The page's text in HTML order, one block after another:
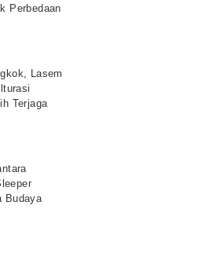
Perbedaan
Lasem
Terjaga
Budaya